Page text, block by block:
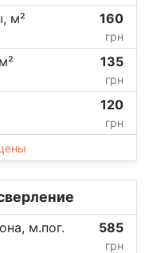
м² 160
грн
135
грн
120
грн
м.пог. 585
грн